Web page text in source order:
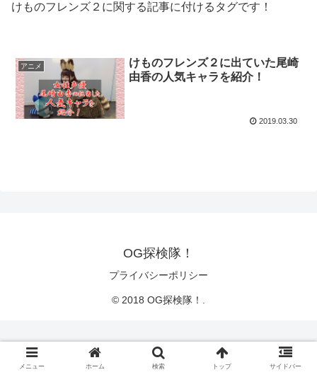
けものフレンズ２に関する記事に付けるタグです！
アニメ
けものフレンズ２に出ていた尾崎
由香の人気キャラを紹介！
2019.03.30
OG探検隊！
プライバシーポリシー
© 2018 OG探検隊！.
メニュー ホーム 検索 トップ サイドバー